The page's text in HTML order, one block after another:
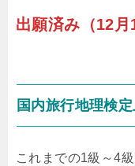
出願済み（12月
国内旅行地理検
これまでの1級～4